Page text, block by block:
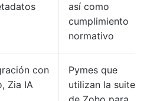
así como
cumplimiento
normativo
con
Zia IA
Pymes que
utilizan la suite